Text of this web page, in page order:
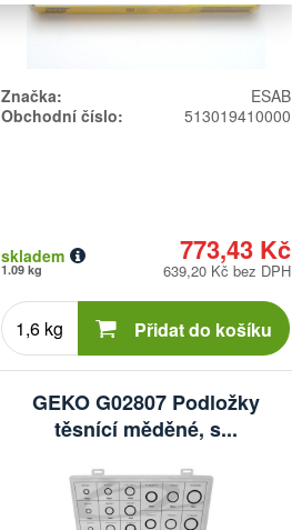
Značka:
ESAB
Obchodní číslo:
513019410000
773,43 Kč
skladem
1.09 kg 639,20 Kč bez DPH
Počet
kusů Přidat do košíku
GEKO G02807 Podložky
těsnící měděné, s...